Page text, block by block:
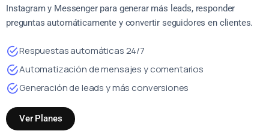
Instagram y Messenger para generar más leads, responder
preguntas automáticamente y convertir seguidores en clientes.
Respuestas automáticas 24/7
Automatización de mensajes y comentarios
Generación de leads y más conversiones
Ver Planes